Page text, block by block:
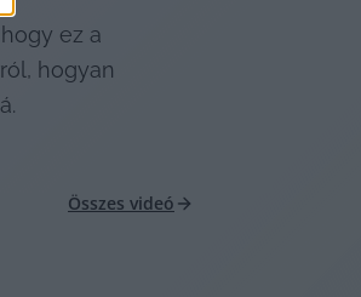
ez a
hogyan
Összes videó